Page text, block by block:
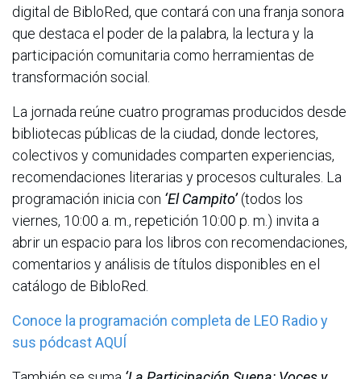
digital de BibloRed, que contará con una franja sonora
que destaca el poder de la palabra, la lectura y la
participación comunitaria como herramientas de
transformación social.
La jornada reúne cuatro programas producidos desde
bibliotecas públicas de la ciudad, donde lectores,
colectivos y comunidades comparten experiencias,
recomendaciones literarias y procesos culturales. La
programación inicia con ‘El Campito’(todos los
viernes, 10:00 a. m., repetición 10:00 p. m.) invita a
abrir un espacio para los libros con recomendaciones,
comentarios y análisis de títulos disponibles en el
catálogo de BibloRed.
Conoce la programación completa de LEO Radio y
sus pódcast AQUÍ